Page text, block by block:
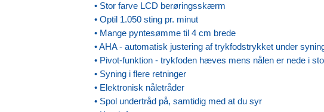
• Stor farve LCD berøringsskærm
• Optil 1.050 sting pr. minut
• Mange pyntesømme til 4 cm brede
• AHA - automatisk justering af trykfodstrykket under
• Pivot-funktion - trykfoden hæves mens nålen er nede i
• Syning i flere retninger
• Elektronisk nåletråder
• Spol undertråd på, samtidig med at du syr